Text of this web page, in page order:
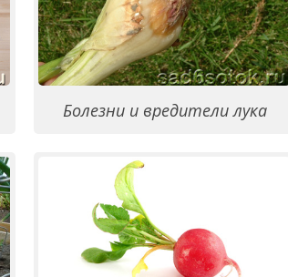
Болезни и вредители лука